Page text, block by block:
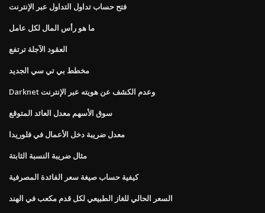
فتح حساب تداول التداول عبر الإنترنت
ما هو رأس المال لكل عامل
العقود الآجلة ترتفع
مخطط بي تي سي الجديد
Darknet وعدم الكشف عن هويته عبر الإنترنت
سوق الأسهم معدل العائد المتوقع
معدل ضريبة دخل الأعمال في فلوريدا
مثال ضريبة النسبة الثابتة
كيفية حساب صيغة سعر الفائدة المصرفية
السعر الحالي للغاز الطبيعي لكل قدم مكعب في الهند